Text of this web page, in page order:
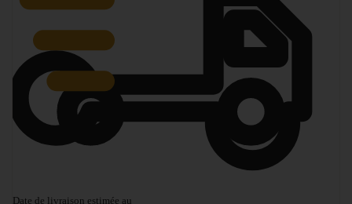
Date de livraison estimée au